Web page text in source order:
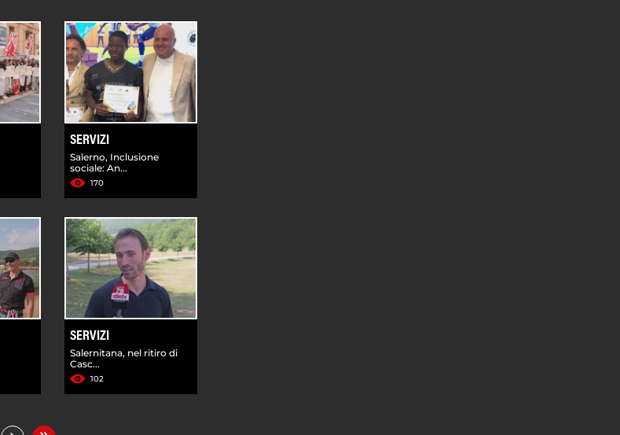
SERVIZI
Salerno, Inclusione
sociale: An...
170
SERVIZI
Salernitana, nel ritiro di
Casc...
102